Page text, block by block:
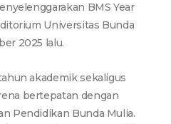
BMS Year
Universitas Bunda
2025 lalu.
akademik sekaligus
bertepatan dengan
Pendidikan Bunda Mulia.